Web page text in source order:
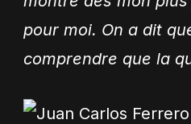
pour moi. On a dit
comprendre que la